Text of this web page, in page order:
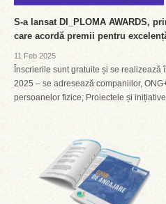
S-a lansat DI_PLOMA AWARDS,
care acordă premii pentru
11 Feb 2025
Înscrierile sunt gratuite și se
2025 – se adresează companiilor,
persoanelor fizice; Proiectele și